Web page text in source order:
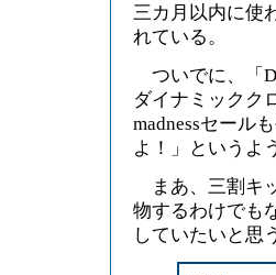
三カ月以内に使
れている。
ついでに、「
ダイナミックク
madnessセール
よ！」というよ
まあ、三割キ
物するわけでも
していたいと思